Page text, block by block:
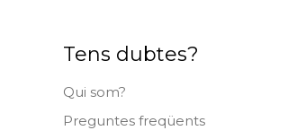
Tens dubtes?
Qui som?
Preguntes freqüents